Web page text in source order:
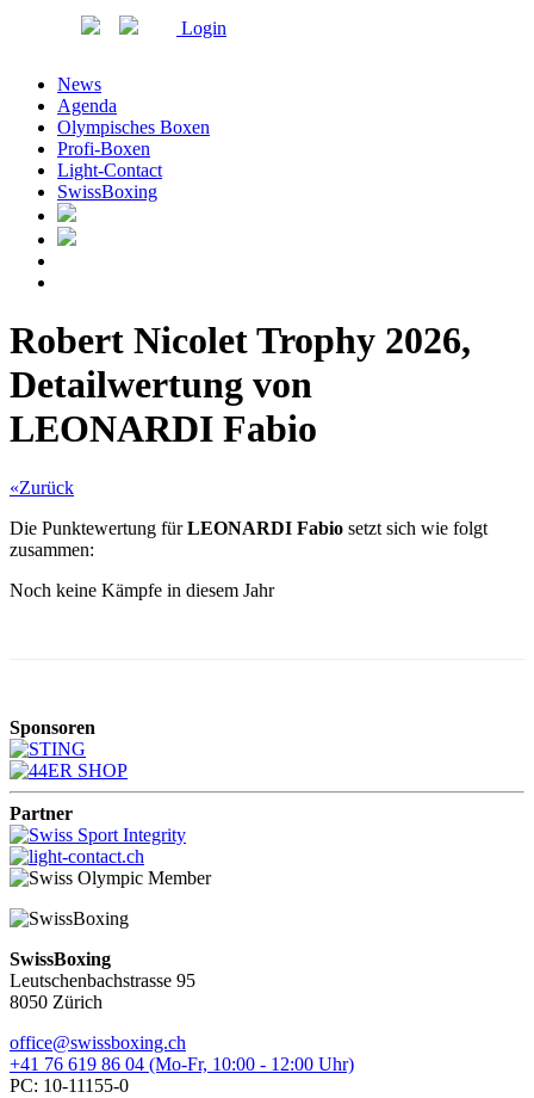
Login
News
Agenda
Olympisches Boxen
Profi-Boxen
Light-Contact
SwissBoxing
Robert Nicolet Trophy 2026,
Detailwertung von
LEONARDI Fabio
«Zurück
Die Punktewertung fürLEONARDI Fabio setzt sich wie folgt
zusammen:
Noch keine Kämpfe in diesem Jahr
Sponsoren
Partner
SwissBoxing
Leutschenbachstrasse 95
8050 Zürich
office@swissboxing.ch
+41 76 619 86 04 (Mo-Fr, 10:00 - 12:00 Uhr)
PC: 10-11155-0